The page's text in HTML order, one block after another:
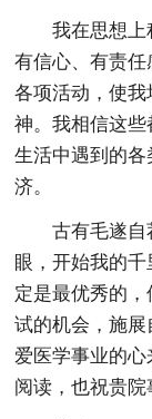
我在思想上
有信心、有责
各项活动，使
神。我相信这
生活中遇到的
济。
古有毛遂
眼，开始我的
定是最优秀的
试的机会，施
爱医学事业的
阅读，也祝贵院